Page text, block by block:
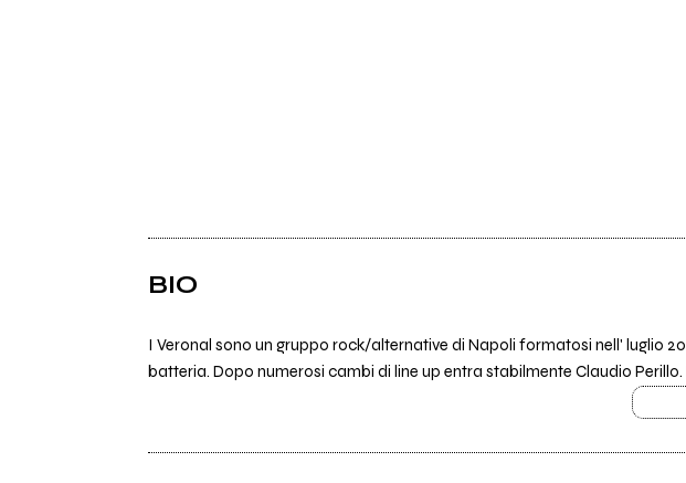
BIO
I Veronal sono un gruppo rock/alternative di Napoli formatosi nell' luglio
batteria. Dopo numerosi cambi di line up entra stabilmente Claudio